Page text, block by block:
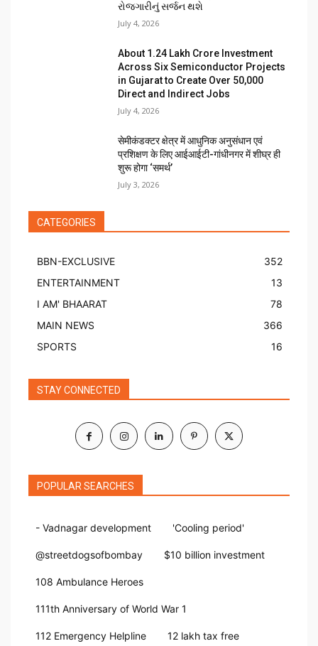
રોજગારીનું સર્જન થશે
July 4, 2026
About ₹1.24 Lakh Crore Investment
Across Six Semiconductor Projects
in Gujarat to Create Over 50,000
Direct and Indirect Jobs
July 4, 2026
सेमीकंडक्टर क्षेत्र में आधुनिक अनुसंधान एवं
प्रशिक्षण के लिए आईआईटी-गांधीनगर में शीघ्र ही
शुरू होगा ‘समर्थ’
July 3, 2026
CATEGORIES
BBN-EXCLUSIVE
352
ENTERTAINMENT
13
I AM' BHAARAT
78
MAIN NEWS
366
SPORTS
16
STAY CONNECTED
POPULAR SEARCHES
- Vadnagar development 'Cooling period'
@streetdogsofbombay $10 billion investment
108 Ambulance Heroes
111th Anniversary of World War 1
112 Emergency Helpline 12 lakh tax free